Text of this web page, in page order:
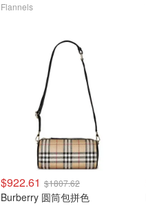
Flannels
$922.61 $1807.62
Burberry 圆筒包拼色